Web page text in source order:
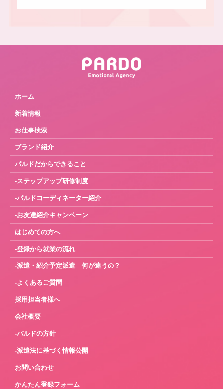
ホーム
新着情報
お仕事検索
ブランド紹介
パルドだからできること
-ステップアップ研修制度
-パルドコーディネーター紹介
-お友達紹介キャンペーン
はじめての方へ
-登録から就業の流れ
-派遣・紹介予定派遣 何が違うの？
-よくあるご質問
採用担当者様へ
会社概要
-パルドの方針
-派遣法に基づく情報公開
お問い合わせ
かんたん登録フォーム